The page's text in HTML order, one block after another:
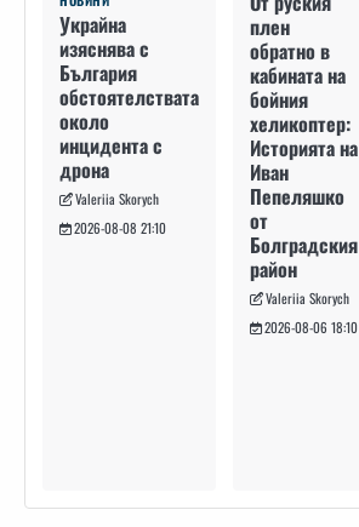
Украйна
изяснява с
България
обстоятелствата
около
инцидента с
дрона
Valeriia Skorych
2026-08-08 21:10
плен
обратно в
кабината на
бойния
хеликоптер:
Историята на
Иван
Пепеляшко
от
Болградския
район
Valeriia Skorych
2026-08-06 18:10